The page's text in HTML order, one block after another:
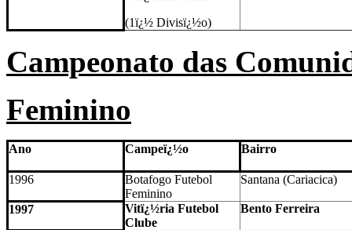
(1ï¿½ Divisï¿½o)
Campeonato das
Feminino
Ano Campeï¿½o Bairro
1996
Botafogo Futebol
Feminino
Santana (Cariacica)
1997
Vitï¿½ria Futebol
Clube
Bento Ferreira